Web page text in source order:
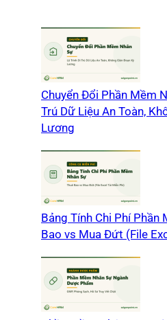
Chuyển Đổi Phần Mềm
Trú Dữ Liệu An Toàn,
Lương
Bảng Tính Chi Phí Phần
Bao vs Mua Đứt (File